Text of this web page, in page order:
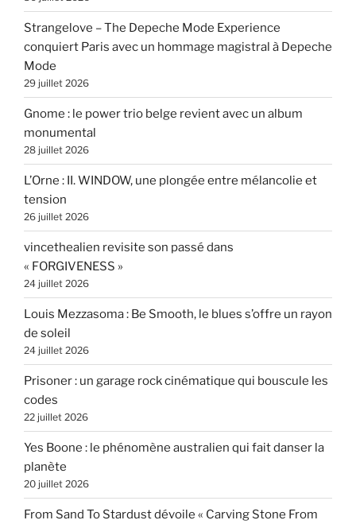
Strangelove – The Depeche Mode Experience
conquiert Paris avec un hommage magistral à Depeche
Mode
29 juillet 2026
Gnome : le power trio belge revient avec un album
monumental
28 juillet 2026
L’Orne : II. WINDOW, une plongée entre mélancolie et
tension
26 juillet 2026
vincethealien revisite son passé dans
« FORGIVENESS »
24 juillet 2026
Louis Mezzasoma : Be Smooth, le blues s’offre un rayon
de soleil
24 juillet 2026
Prisoner : un garage rock cinématique qui bouscule les
codes
22 juillet 2026
Yes Boone : le phénomène australien qui fait danser la
planète
20 juillet 2026
From Sand To Stardust dévoile « Carving Stone From